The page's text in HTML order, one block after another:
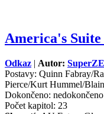
America's
Odkaz | Autor:
Postavy: Quinn Fabray/
Pierce/Kurt Hummel/
Dokončeno:
Počet kapitol: 23